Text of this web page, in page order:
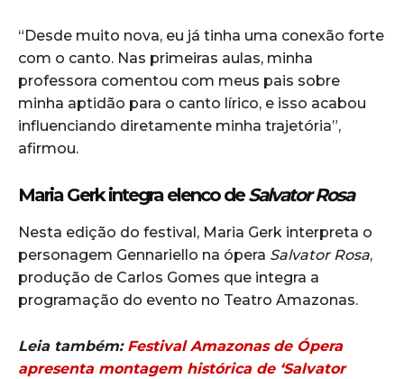
“Desde muito nova, eu já tinha uma conexão forte
com o canto. Nas primeiras aulas, minha
professora comentou com meus pais sobre
minha aptidão para o canto lírico, e isso acabou
influenciando diretamente minha trajetória”,
afirmou.
Maria Gerk integra elenco deSalvator Rosa
Nesta edição do festival, Maria Gerk interpreta o
personagem Gennariello na ópera Salvator Rosa,
produção de Carlos Gomes que integra a
programação do evento no Teatro Amazonas.
Leia também: Festival Amazonas de Ópera
apresenta montagem histórica de ‘Salvator